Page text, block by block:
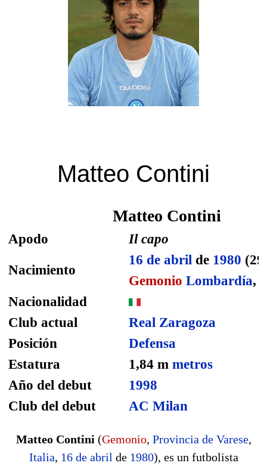
Matteo Contini
Matteo Contini
Apodo
Il capo
Nacimiento
16 de abril de 1980
Gemonio Lombardía,
Nacionalidad
Club actual
Real Zaragoza
Posición
Defensa
Estatura
1,84 m metros
Año del debut
1998
Club del debut
AC Milan
Matteo Contini (Gemonio, Provincia de Varese,
Italia, 16 de abril de 1980), es un futbolista